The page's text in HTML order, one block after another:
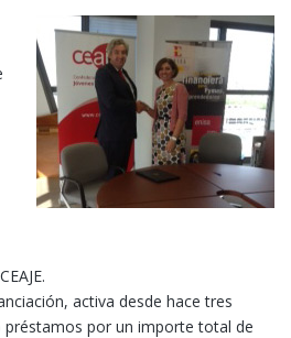
activa desde hace tres
por un importe total de